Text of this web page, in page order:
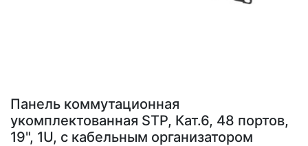
Панель коммутационная
укомплектованная STP, Кат.6, 48 портов,
19", 1U, с кабельным организатором